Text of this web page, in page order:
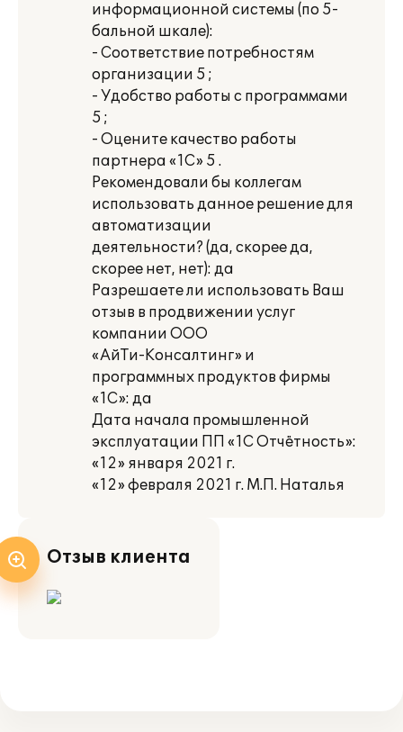
информационной системы (по 5-
бальной шкале):
- Соответствие потребностям
организации 5 ;
- Удобство работы с программами
5 ;
- Оцените качество работы
партнера «1С» 5 .
Рекомендовали бы коллегам
использовать данное решение для
автоматизации
деятельности? (да, скорее да,
скорее нет, нет): да
Разрешаете ли использовать Ваш
отзыв в продвижении услуг
компании ООО
«АйТи-Консалтинг» и
программных продуктов фирмы
«1С»: да
Дата начала промышленной
эксплуатации ПП «1С Отчётность»:
«12» января 2021 г.
«12» февраля 2021 г. М.П. Наталья
Отзыв клиента